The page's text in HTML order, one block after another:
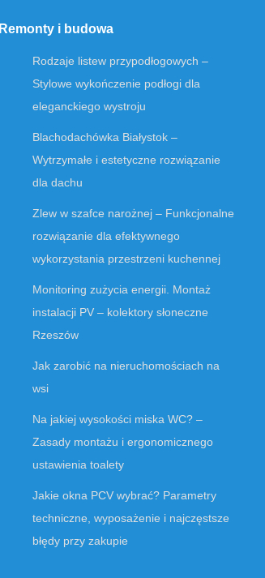
Remonty i budowa
Rodzaje listew przypodłogowych –
Stylowe wykończenie podłogi dla
eleganckiego wystroju
Blachodachówka Białystok –
Wytrzymałe i estetyczne rozwiązanie
dla dachu
Zlew w szafce narożnej – Funkcjonalne
rozwiązanie dla efektywnego
wykorzystania przestrzeni kuchennej
Monitoring zużycia energii. Montaż
instalacji PV – kolektory słoneczne
Rzeszów
Jak zarobić na nieruchomościach na
wsi
Na jakiej wysokości miska WC? –
Zasady montażu i ergonomicznego
ustawienia toalety
Jakie okna PCV wybrać? Parametry
techniczne, wyposażenie i najczęstsze
błędy przy zakupie